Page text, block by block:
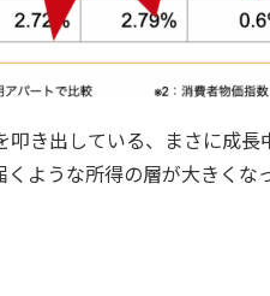
き出している、まさに成長
ような所得の層が大きくな